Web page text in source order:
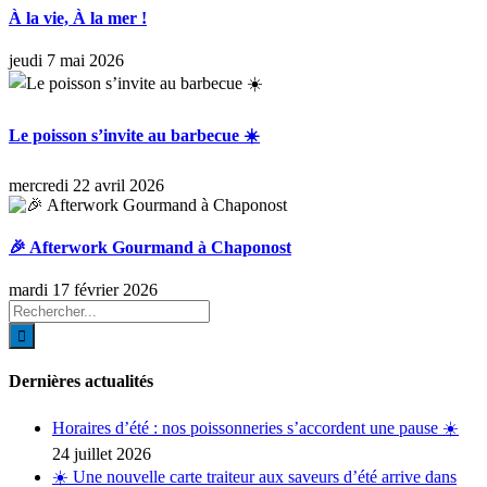
À la vie, À la mer !
jeudi 7 mai 2026
Le poisson s’invite au barbecue ☀️
mercredi 22 avril 2026
🎉 Afterwork Gourmand à Chaponost
mardi 17 février 2026
Rechercher:
Dernières actualités
Horaires d’été : nos poissonneries s’accordent une pause ☀️
24 juillet 2026
☀️ Une nouvelle carte traiteur aux saveurs d’été arrive dans